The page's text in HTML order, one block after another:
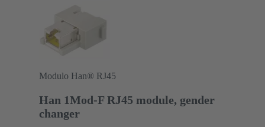
Modulo Han® RJ45
Han 1Mod-F RJ45 module, gender
changer